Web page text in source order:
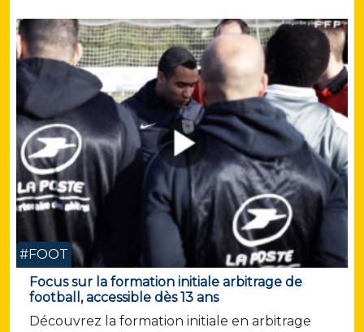
#FOOT
Focus sur la formation initiale arbitrage de
football, accessible dès 13 ans
Découvrez la formation initiale en arbitrage